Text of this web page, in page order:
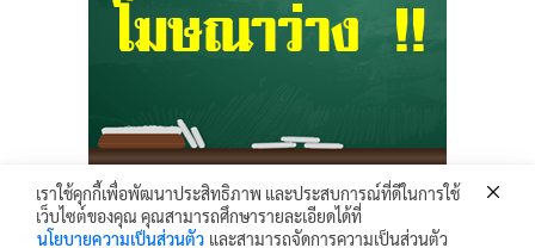
Krunhongonline.com © 2017 - All Rights Reserved.
เราใช้คุกกี้เพื่อพัฒนาประสิทธิภาพ และประสบการณ์ที่ดีในการใช้
เว็บไซต์ของคุณ คุณสามารถศึกษารายละเอียดได้ที่
นโยบายความเป็นส่วนตัว และสามารถจัดการความเป็นส่วนตัว